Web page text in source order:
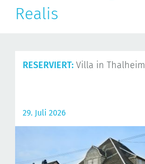
Realis
RESERVIERT: Villa in Thalheim
29. Juli 2026